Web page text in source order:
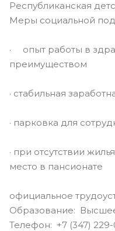
Республиканская
Меры социальной
· опыт работы в
преимуществом
· стабильная
· парковка для
· при отсутствии
место в пансионате
официальное
Образование:
Телефон: +7 (347)